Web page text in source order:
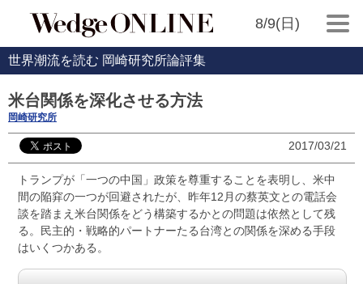
8/9(日)
世界潮流を読む 岡崎研究所論評集
米台関係を深化させる方法
岡崎研究所
2017/03/21
トランプが「一つの中国」政策を尊重することを表明し、米中
間の陥穽の一つが回避されたが、昨年12月の蔡英文との電話会
談を踏まえ米台関係をどう構築するかとの問題は依然として残
る。民主的・戦略的パートナーたる台湾との関係を深める手段
はいくつかある。